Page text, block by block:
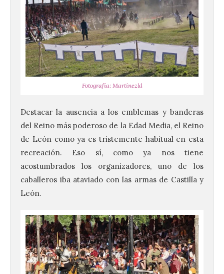
Fotografía: Martínezld
Destacar la ausencia a los emblemas y banderas
del Reino más poderoso de la Edad Media, el Reino
de León como ya es tristemente habitual en esta
recreación. Eso sí, como ya nos tiene
acostumbrados los organizadores, uno de los
caballeros iba ataviado con las armas de Castilla y
León.